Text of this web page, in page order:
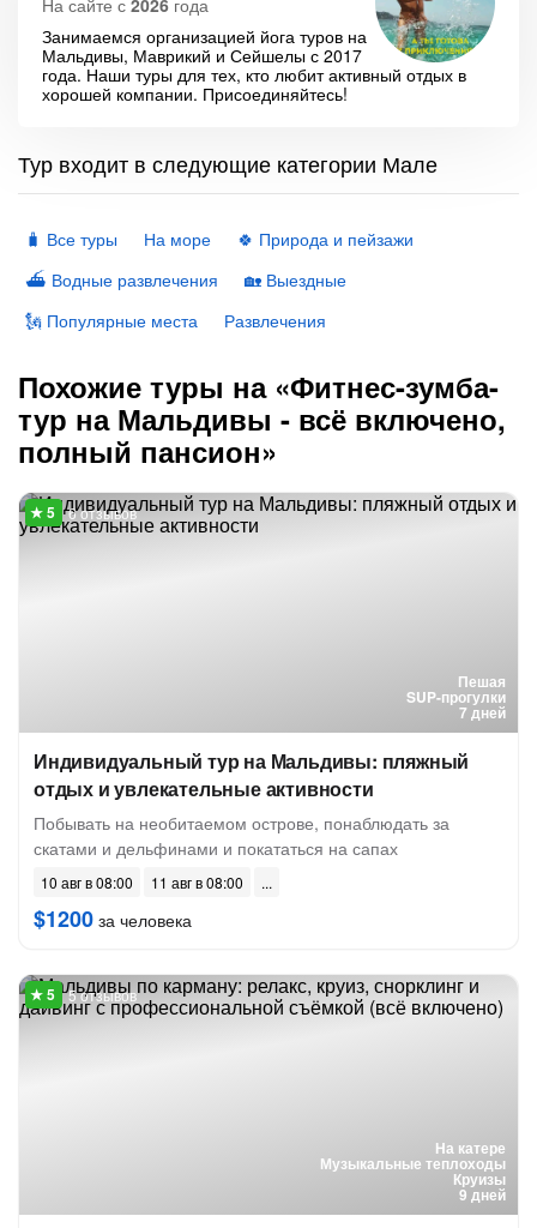
На сайте с 2026 года
Занимаемся организацией йога туров на
Мальдивы, Маврикий и Сейшелы с 2017
года. Наши туры для тех, кто любит активный отдых в
хорошей компании. Присоединяйтесь!
Тур входит в следующие категории Мале
🧳 Все туры На море
🍀 Природа и пейзажи
⛴ Водные развлечения
🏡 Выездные
🗽 Популярные места
Развлечения
Похожие туры на «Фитнес-зумба-
тур на Мальдивы - всё включено,
полный пансион»
Пешая
SUP-прогулки
7 дней
6 отзывов
Индивидуальный тур на Мальдивы: пляжный
отдых и увлекательные активности
Побывать на необитаемом острове, понаблюдать за
скатами и дельфинами и покататься на сапах
10 авг в 08:00 11 авг в 08:00
$1200 за человека
На катере
Музыкальные теплоходы
Круизы
9 дней
5 отзывов